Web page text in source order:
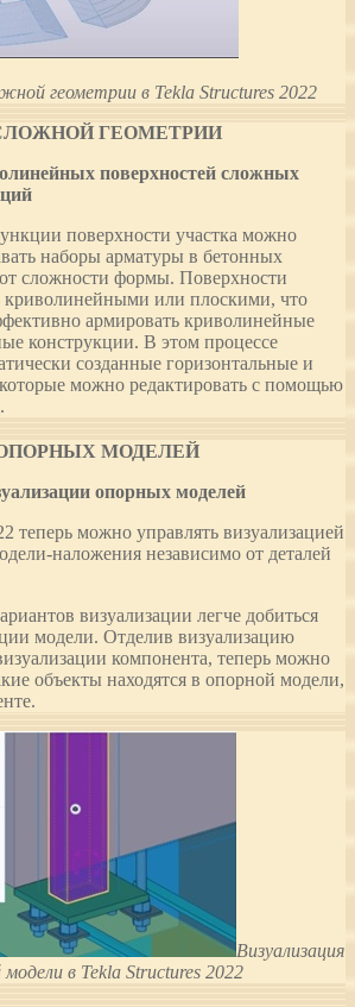
геометрии в Tekla Structures 2022
ГЕОМЕТРИИ
поверхностей сложных
поверхности участка можно
наборы арматуры в бетонных
сложности формы. Поверхности
криволинейными или плоскими, что
армировать криволинейные
конструкции. В этом процессе
созданные горизонтальные и
можно редактировать с помощью
МОДЕЛЕЙ
опорных моделей
теперь можно управлять визуализацией
наложения независимо от деталей
визуализации легче добиться
модели. Отделив визуализацию
компонента, теперь можно
объекты находятся в опорной модели,
Визуализация
модели в Tekla Structures 2022